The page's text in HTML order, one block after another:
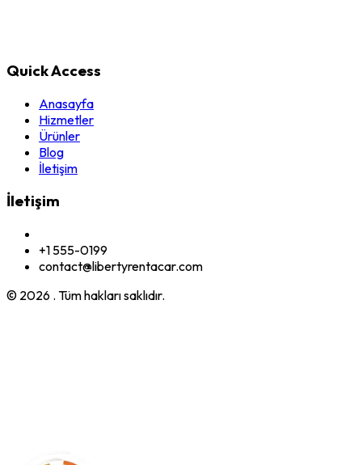
Quick Access
Anasayfa
Hizmetler
Ürünler
Blog
İletişim
İletişim
+1 555-0199
contact@libertyrentacar.com
© 2026 . Tüm hakları saklıdır.